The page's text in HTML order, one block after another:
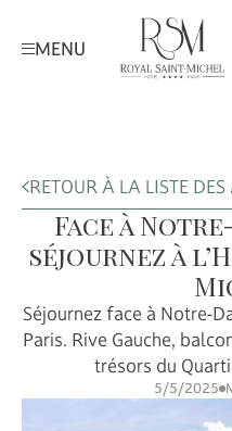
MENU
RETOUR À LA LISTE DES
Face à
séjournez à
Séjournez face à Notre-
Paris. Rive Gauche,
trésors du
5/5/2025